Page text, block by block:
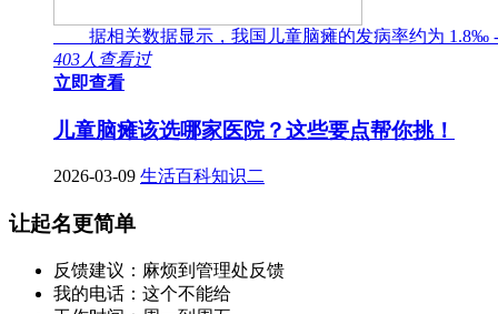
据相关数据显示，我国儿童脑瘫的发病率约为 1.8‰
403人查看过
立即查看
儿童脑瘫该选哪家医院？这些要点帮你挑！
2026-03-09 生活百科知识二
让起名更简单
反馈建议：麻烦到管理处反馈
我的电话：这个不能给